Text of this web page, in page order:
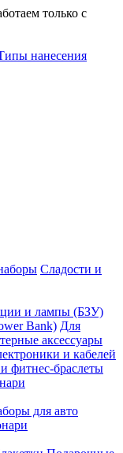
только с
нанесения
Сладости и
и лампы (БЗУ)
Bank) Для
аксессуары
и кабелей
фитнес-браслеты
для авто